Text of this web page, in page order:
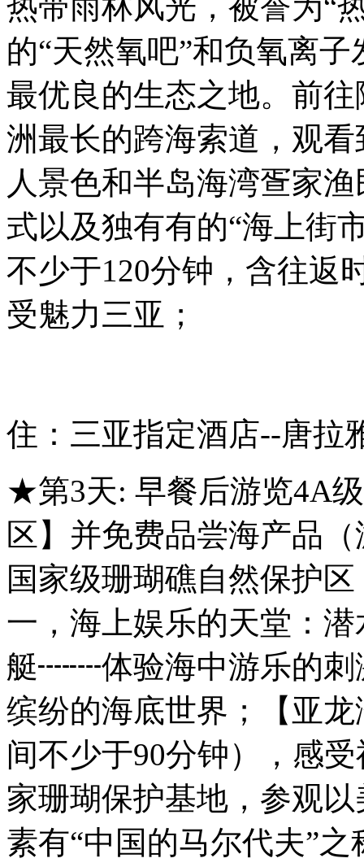
的“天然氧吧”和负氧离
最优良的生态之地。前
洲最长的跨海索道，观
人景色和半岛海湾疍家
式以及独有有的“海上街
不少于120分钟，含往返
受魅力三亚；
住：三亚指定酒店--唐拉
★第3天: 早餐后游览4A
区】并免费品尝海产品
国家级珊瑚礁自然保护
一，海上娱乐的天堂：
艇┉┉体验海中游乐的刺
缤纷的海底世界；【亚龙
间不少于90分钟），感
家珊瑚保护基地，参观
素有“中国的马尔代夫”